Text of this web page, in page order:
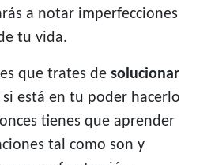
a notar imperfecciones
tu vida.
que trates de solucionar
si está en tu poder hacerlo
tienes que aprender
tal como son y